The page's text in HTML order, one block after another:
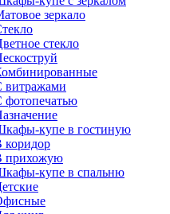
зеркало
стекло
витражами
фотопечатью
купе в гостиную
коридор
прихожую
купе в спальню